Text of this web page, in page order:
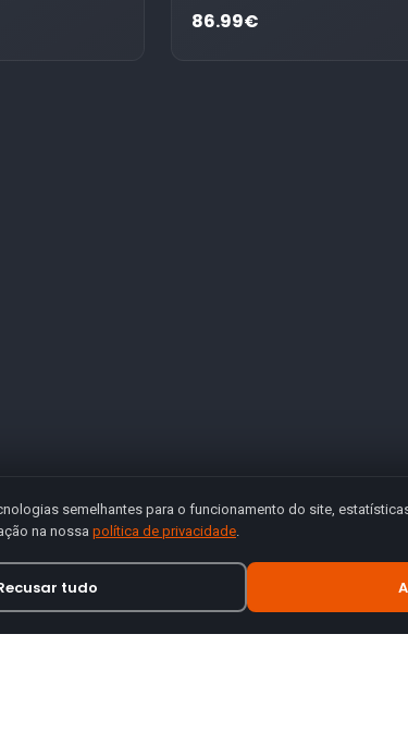
86.99€
semelhantes para o funcionamento do site,
na nossa política de privacidade.
tudo